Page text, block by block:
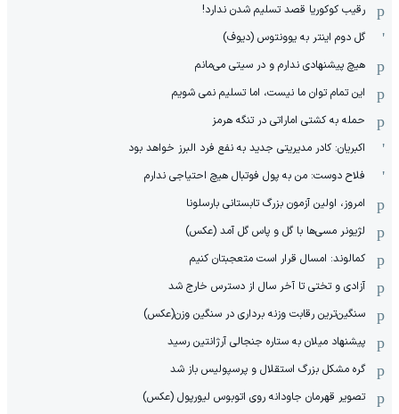
رقیب کوکوریا قصد تسلیم شدن ندارد!
گل دوم اینتر به یوونتوس (دیوف)
هیچ پیشنهادی ندارم و در سیتی می‌مانم
این تمام توان ما نیست، اما تسلیم نمی شویم
حمله به کشتی اماراتی در تنگه هرمز
اکبریان: کادر مدیریتی جدید به نفع فرد البرز خواهد بود
فلاح دوست: من به پول فوتبال هیچ احتیاجی ندارم
امروز، اولین آزمون بزرگ تابستانی بارسلونا
لژیونر مسی‌ها با گل و پاس گل آمد (عکس)
کمالوند: امسال قرار است متعجبتان کنیم
آزادی و تختی تا آخر سال از دسترس خارج شد
سنگین‌ترین رقابت وزنه برداری در سنگین وزن(عکس)
پیشنهاد میلان به ستاره جنجالی آرژانتین رسید
گره مشکل بزرگ استقلال و پرسپولیس باز شد
تصویر قهرمان جاودانه روی اتوبوس لیورپول (عکس)